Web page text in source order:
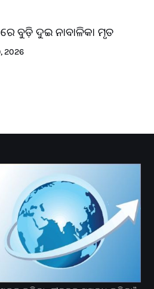
ବୁଡ଼ି ଦୁଇ ନାବାଳିକା ମୃତ
2026